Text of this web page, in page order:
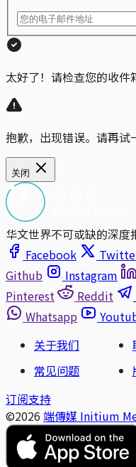
太好了！请检查您的收件
抱歉，出现错误。请再试
关闭
华文世界不可或缺的深度
Facebook
Github
Instagram
Pinterest
Reddit
Whatsapp
关于我们
常见问题
订阅支持
©2026 端傳媒 Initium